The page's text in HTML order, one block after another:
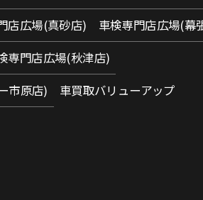
店広場(真砂店)
車検専門店広場(幕
専門店広場(秋津店)
市原店)
車買取バリューアップ